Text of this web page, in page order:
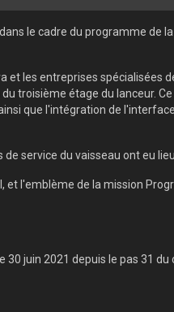
le cadre du programme de
et les entreprises spécialisées
troisième étage du lanceur.
que l'intégration de
service du vaisseau ont eu lieu.
et l'emblème de la mission
juin 2021 depuis le pas 31